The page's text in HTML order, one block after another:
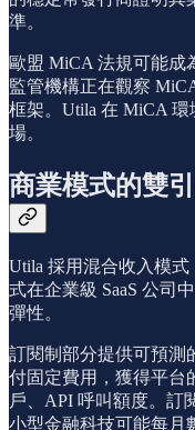
準。
歐盟 MiCA 法規可能成
監管機構正在觀察
框架。Utila 在 MiCA
場。
商業模式的雙
Utila 採用混合收入模
式在企業級 SaaS 公司
彈性。
訂閱制部分提供可預測
付固定費用，獲得平台
戶、API 呼叫額度。訂
小型金融科技可能每月